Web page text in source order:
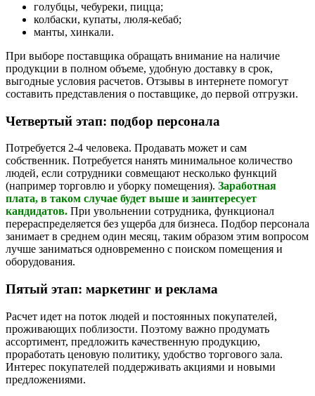
голубцы, чебуреки, пицца;
колбаски, купаты, люля-кебаб;
манты, хинкали.
При выборе поставщика обращать внимание на наличие
продукции в полном объеме, удобную доставку в срок,
выгодные условия расчетов. Отзывы в интернете помогут
составить представления о поставщике, до первой отгрузки.
Четвертый этап: подбор персонала
Потребуется 2-4 человека. Продавать может и сам
собственник. Потребуется нанять минимальное количество
людей, если сотрудники совмещают несколько функций
(например торговлю и уборку помещения). Заработная
плата, в таком случае будет выше и заинтересует
кандидатов. При увольнении сотрудника, функционал
перераспределяется без ущерба для бизнеса. Подбор персонала
занимает в среднем один месяц, таким образом этим вопросом
лучше заниматься одновременно с поиском помещения и
оборудования.
Пятый этап: маркетинг и реклама
Расчет идет на поток людей и постоянных покупателей,
проживающих поблизости. Поэтому важно продумать
ассортимент, предложить качественную продукцию,
проработать ценовую политику, удобство торгового зала.
Интерес покупателей поддерживать акциями и новыми
предложениями.